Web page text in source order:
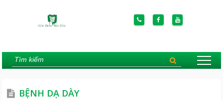
BỆNH DẠ DÀY